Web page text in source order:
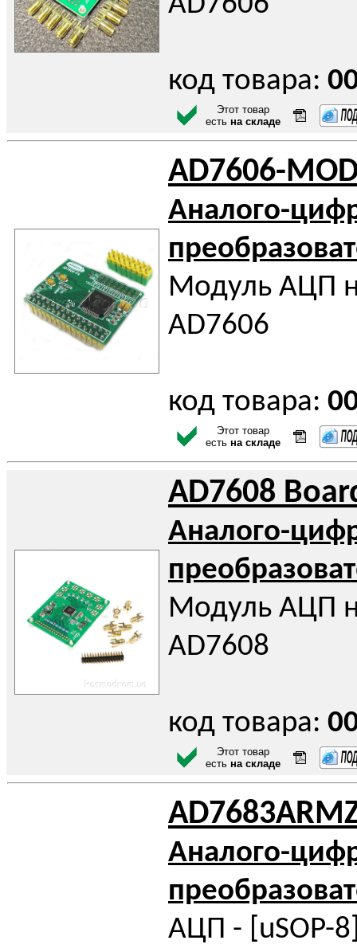
код товара:
Этот товар
есть на складе
AD7606-
Аналого-
Модуль АЦП
AD7606
код товара:
Этот товар
есть на складе
AD7608
Аналого-
Модуль АЦП
AD7608
код товара:
Этот товар
есть на складе
Аналого-
АЦП - [uSOP-